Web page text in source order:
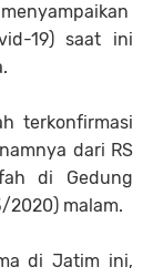
19) saat ini
terkonfirmasi
dari RS
di Gedung
2020) malam.
di Jatim ini,